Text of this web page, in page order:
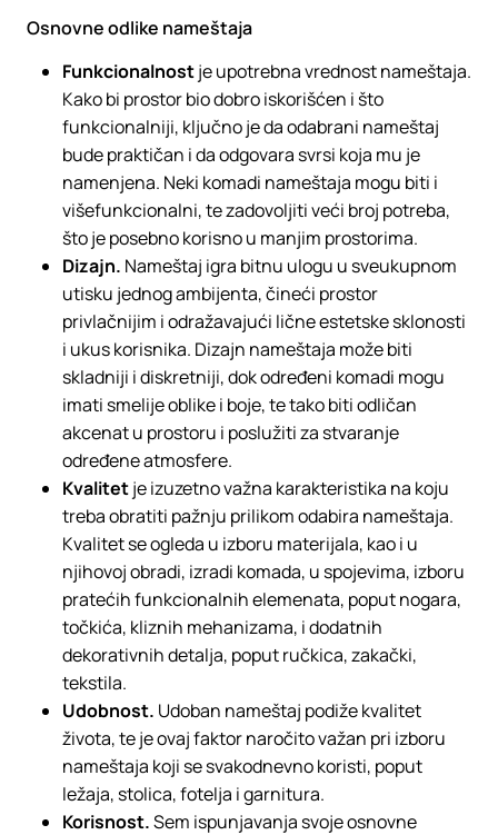
Osnovne odlike nameštaja
Funkcionalnostje upotrebna vrednost nameštaja.
Kako bi prostor bio dobro iskorišćen i što
funkcionalniji, ključno je da odabrani nameštaj
bude praktičan i da odgovara svrsi koja mu je
namenjena. Neki komadi nameštaja mogu biti i
višefunkcionalni, te zadovoljiti veći broj potreba,
što je posebno korisno u manjim prostorima.
Dizajn. Nameštaj igra bitnu ulogu u sveukupnom
utisku jednog ambijenta, čineći prostor
privlačnijim i odražavajući lične estetske sklonosti
i ukus korisnika. Dizajn nameštaja može biti
skladniji i diskretniji, dok određeni komadi mogu
imati smelije oblike i boje, te tako biti odličan
akcenat u prostoru i poslužiti za stvaranje
određene atmosfere.
Kvalitetje izuzetno važna karakteristika na koju
treba obratiti pažnju prilikom odabira nameštaja.
Kvalitet se ogleda u izboru materijala, kao i u
njihovoj obradi, izradi komada, u spojevima, izboru
pratećih funkcionalnih elemenata, poput nogara,
točkića, kliznih mehanizama, i dodatnih
dekorativnih detalja, poput ručkica, zakački,
tekstila.
Udobnost. Udoban nameštaj podiže kvalitet
života, te je ovaj faktor naročito važan pri izboru
nameštaja koji se svakodnevno koristi, poput
ležaja, stolica, fotelja i garnitura.
Korisnost.Sem ispunjavanja svoje osnovne